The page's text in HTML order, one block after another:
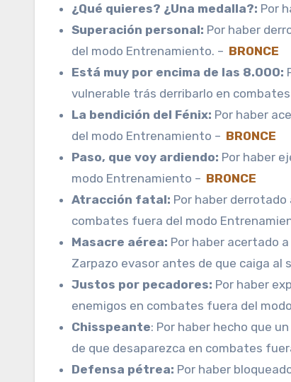
¿Qué quieres? ¿Una medalla?: Por
Superación personal: Por haber
del modo Entrenamiento. – BRONCE
Está muy por encima de las 8.000:
vulnerable trás derribarlo en
La bendición del Fénix: Por haber
del modo Entrenamiento – BRONCE
Paso, que voy ardiendo: Por haber
modo Entrenamiento – BRONCE
Atracción fatal: Por haber
combates fuera del modo
Masacre aérea: Por haber acertado
Zarpazo evasor antes de que caiga
Justos por pecadores: Por haber
enemigos en combates fuera del
Chisspeante: Por haber hecho que
de que desaparezca en combates
Defensa pétrea: Por haber